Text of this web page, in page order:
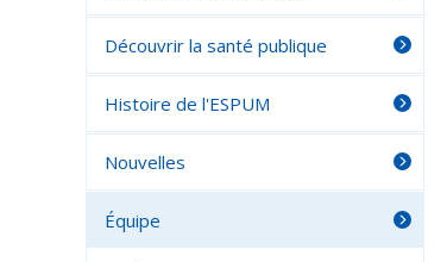
Découvrir la santé publique
Histoire de l'ESPUM
Nouvelles
Équipe